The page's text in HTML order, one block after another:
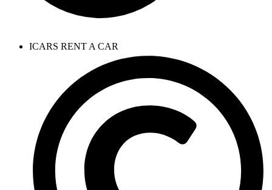
ICARS RENT A CAR